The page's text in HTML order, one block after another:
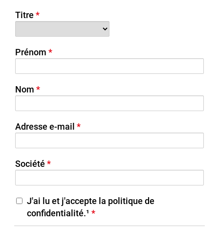
Titre
Prénom
Nom
Adresse e-mail
Société
J'ai lu et j'accepte la politique de
confidentialité.¹